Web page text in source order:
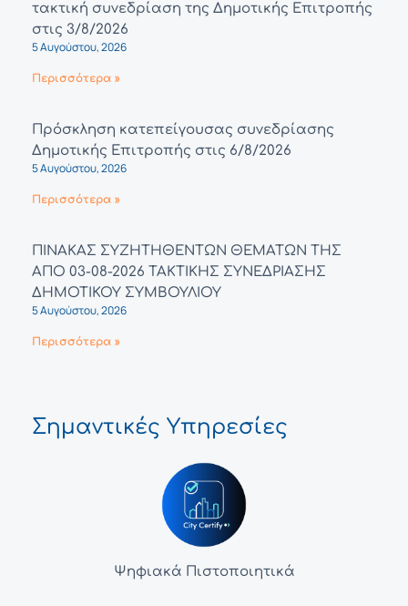
τακτική συνεδρίαση της Δημοτικής Επιτροπής
στις 3/8/2026
5 Αυγούστου, 2026
Περισσότερα »
Πρόσκληση κατεπείγουσας συνεδρίασης
Δημοτικής Επιτροπής στις 6/8/2026
5 Αυγούστου, 2026
Περισσότερα »
ΠΙΝΑΚΑΣ ΣΥΖΗΤΗΘΕΝΤΩΝ ΘΕΜΑΤΩΝ ΤΗΣ
ΑΠΟ 03-08-2026 ΤΑΚΤΙΚΗΣ ΣΥΝΕΔΡΙΑΣΗΣ
ΔΗΜΟΤΙΚΟΥ ΣΥΜΒΟΥΛΙΟΥ
5 Αυγούστου, 2026
Περισσότερα »
Σημαντικές Υπηρεσίες
Ψηφιακά Πιστοποιητικά